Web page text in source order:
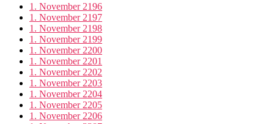
1. November 2196
1. November 2197
1. November 2198
1. November 2199
1. November 2200
1. November 2201
1. November 2202
1. November 2203
1. November 2204
1. November 2205
1. November 2206